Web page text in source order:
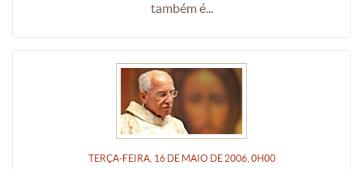
também é...
TERÇA-FEIRA, 16DEMAIO DE2006, 0H00